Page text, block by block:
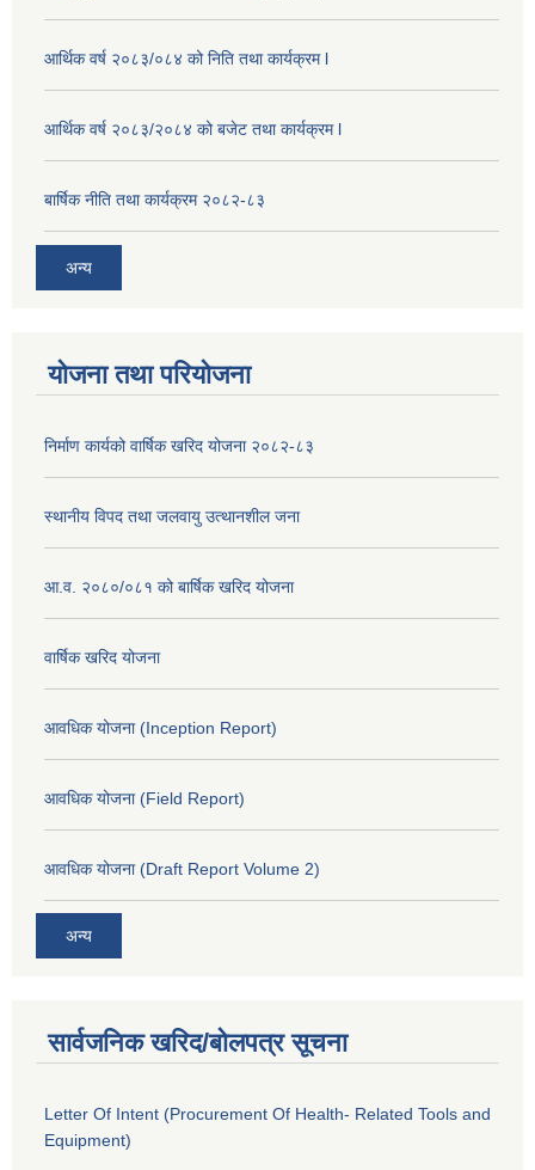
आर्थिक वर्ष २०८३/०८४ को निति तथा कार्यक्रम l
आर्थिक वर्ष २०८३/२०८४ को बजेट तथा कार्यक्रम l
बार्षिक नीति तथा कार्यक्रम २०८२-८३
अन्य
योजना तथा परियोजना
निर्माण कार्यको वार्षिक खरिद योजना २०८२-८३
स्थानीय विपद तथा जलवायु उत्थानशील जना
आ.व. २०८०/०८१ को बार्षिक खरिद योजना
वार्षिक खरिद योजना
आवधिक योजना (Inception Report)
आवधिक योजना (Field Report)
आवधिक योजना (Draft Report Volume 2)
अन्य
सार्वजनिक खरिद/बोलपत्र सूचना
Letter Of Intent (Procurement Of Health- Related Tools and
Equipment)